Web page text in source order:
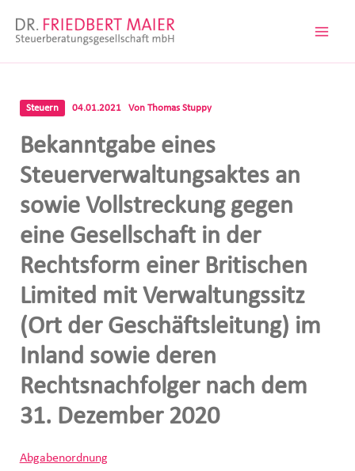
Inhalt
Steuern 04.01.2021 Von Thomas Stuppy
Bekanntgabe eines
Steuerverwaltungsaktes an
sowie Vollstreckung gegen
eine Gesellschaft in der
Rechtsform einer Britischen
Limited mit Verwaltungssitz
(Ort der Geschäftsleitung) im
Inland sowie deren
Rechtsnachfolger nach dem
31. Dezember 2020
Abgabenordnung